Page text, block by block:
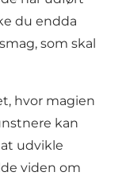
du endda
som skal
hvor magien
kan
udvikle
viden om